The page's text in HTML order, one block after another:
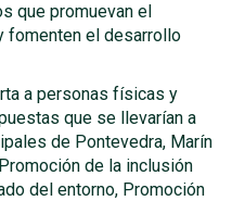
que promuevan el
fomenten el desarrollo
a personas físicas y
que se llevarían a
de Pontevedra, Marín
de la inclusión
del entorno, Promoción